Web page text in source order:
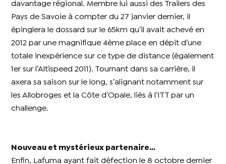
davantage régional. Membre lui aussi des Trailers des
Pays de Savoie à compter du 27 janvier dernier, il
épinglera le dossard sur le 65km qu’il avait achevé en
2012 par une magnifique 4ème place en dépit d’une
totale inexpérience sur ce type de distance (également
1er sur l’Altispeed 2011). Tournant dans sa carrière, il
axera sa saison sur le long, s’alignant notamment sur
les Allobroges et la Côte d’Opale, liés à l’ITT par un
challenge.
Nouveau et mystérieux partenaire…
Enfin, Lafuma ayant fait défection le 8 octobre dernier